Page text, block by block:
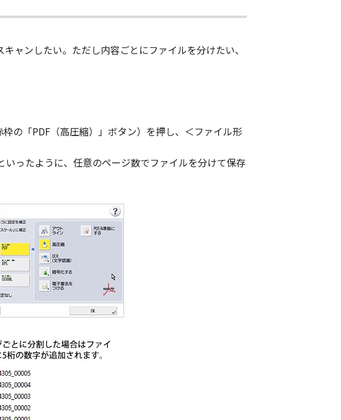
ャンしたい。ただし内容ごとにファイルを分けたい、
の「PDF（高圧縮）」ボタン）を押し、＜ファイル形
ったように、任意のページ数でファイルを分けて保存